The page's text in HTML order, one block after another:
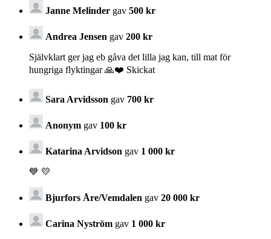
Janne Melinder gav 500 kr
Andrea Jensen gav 200 kr
Självklart ger jag eb gåva det lilla jag kan, till mat för
hungriga flyktingar 🙏❤️ Skickat
Sara Arvidsson gav 700 kr
Anonym gav 100 kr
Katarina Arvidson gav 1 000 kr
💙 💛
Bjurfors Åre/Vemdalen gav 20 000 kr
Carina Nyström gav 1 000 kr